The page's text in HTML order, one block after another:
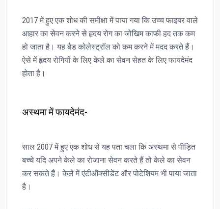
2017 में हुए एक शोध की समीक्षा में पाया गया कि उच्च फाइबर वाले
आहार का सेवन करने से हृदय रोग का जोखिम काफी हद तक कम
हो जाता है। यह बैड कोलेस्ट्रॉल को कम करने में मदद करते हैं।
ऐसे में हृदय रोगियों के लिए केले का सेवन सेहत के लिए फायदेमंद
होता है।
अस्थमा में फायदेमंद-
साल 2007 में हुए एक शोध से यह पता चला कि अस्थमा से पीड़ित
बच्चे यदि अपने केले का रोजाना सेवन करते हैं तो केले का सेवन
कर सकते हैं। केले में एंटीऑक्सीडेंट और पोटेशियम भी पाया जाता
है।